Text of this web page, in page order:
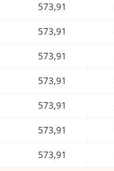
573,91
573,91
573,91
573,91
573,91
573,91
573,91